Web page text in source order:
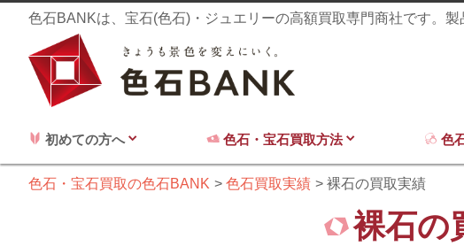
色石BANKは、宝石(色石)・ジュエリーの高額買取専門商社です。
初めての方へ 色石・宝石買取方法 色
色石・宝石買取の色石BANK 色石買取実績 裸石の買取実績
裸石の